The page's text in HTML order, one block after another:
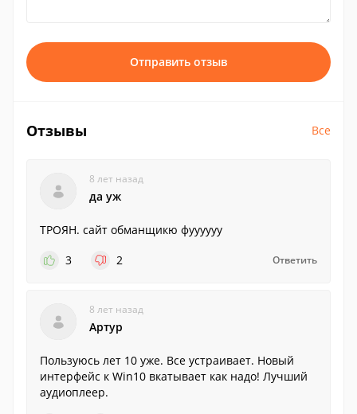
Отправить отзыв
Отзывы Все
8 лет назад
да уж
ТРОЯН. сайт обманщикю фуууууу
3
2 Ответить
8 лет назад
Артур
Пользуюсь лет 10 уже. Все устраивает. Новый
интерфейс к Win10 вкатывает как надо! Лучший
аудиоплеер.